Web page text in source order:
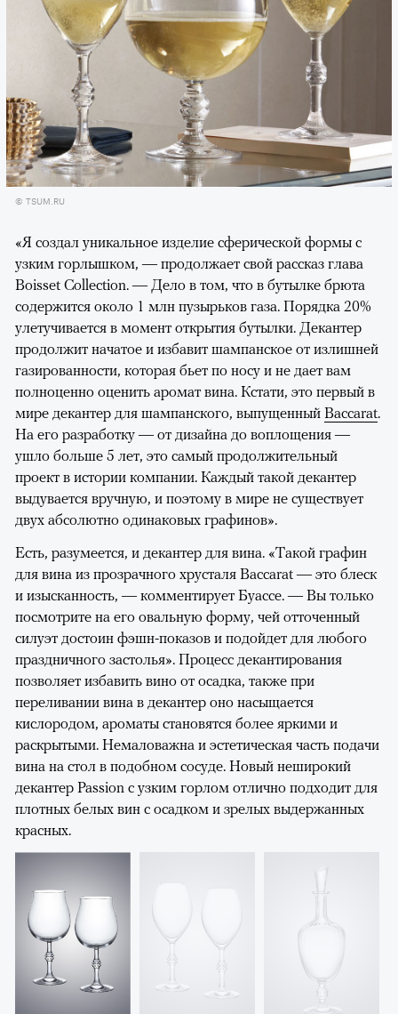
© TSUM.RU
«Я создал уникальное изделие сферической формы с
узким горлышком, — продолжает свой рассказ глава
Boisset Collection. — Дело в том, что в бутылке брюта
содержится около 1 млн пузырьков газа. Порядка 20%
улетучивается в момент открытия бутылки. Декантер
продолжит начатое и избавит шампанское от излишней
газированности, которая бьет по носу и не дает вам
полноценно оценить аромат вина. Кстати, это первый в
мире декантер для шампанского, выпущенный Baccarat.
На его разработку — от дизайна до воплощения —
ушло больше 5 лет, это самый продолжительный
проект в истории компании. Каждый такой декантер
выдувается вручную, и поэтому в мире не существует
двух абсолютно одинаковых графинов».
Есть, разумеется, и декантер для вина. «Такой графин
для вина из прозрачного хрусталя Baccarat — это блеск
и изысканность, — комментирует Буассе. — Вы только
посмотрите на его овальную форму, чей отточенный
силуэт достоин фэшн-показов и подойдет для любого
праздничного застолья». Процесс декантирования
позволяет избавить вино от осадка, также при
переливании вина в декантер оно насыщается
кислородом, ароматы становятся более яркими и
раскрытыми. Немаловажна и эстетическая часть подачи
вина на стол в подобном сосуде. Новый неширокий
декантер Passion с узким горлом отлично подходит для
плотных белых вин с осадком и зрелых выдержанных
красных.